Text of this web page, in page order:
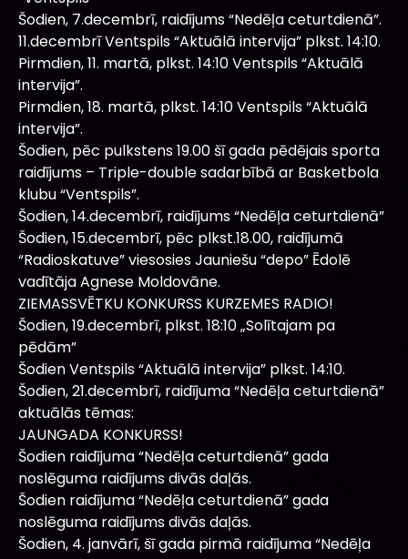
Šodien, 7.decembrī, raidījums “Nedēļa ceturtdienā”.
11.decembrī Ventspils “Aktuālā intervija” plkst. 14:10.
Pirmdien, 11. martā, plkst. 14:10 Ventspils “Aktuālā
intervija”.
Pirmdien, 18. martā, plkst. 14:10 Ventspils “Aktuālā
intervija”.
Šodien, pēc pulkstens 19.00 šī gada pēdējais sporta
raidījums – Triple-double sadarbībā ar Basketbola
klubu “Ventspils”.
Šodien, 14.decembrī, raidījums “Nedēļa ceturtdienā”
Šodien, 15.decembrī, pēc plkst.18.00, raidījumā
“Radioskatuve” viesosies Jauniešu “depo” Ēdolē
vadītāja Agnese Moldovāne.
ZIEMASSVĒTKU KONKURSS KURZEMES RADIO!
Šodien, 19.decembrī, plkst. 18:10 „Solītajam pa
pēdām”
Šodien Ventspils “Aktuālā intervija” plkst. 14:10.
Šodien, 21.decembrī, raidījuma “Nedēļa ceturtdienā”
aktuālās tēmas:
JAUNGADA KONKURSS!
Šodien raidījuma “Nedēļa ceturtdienā” gada
noslēguma raidījums divās daļās.
Šodien raidījuma “Nedēļa ceturtdienā” gada
noslēguma raidījums divās daļās.
Šodien, 4. janvārī, šī gada pirmā raidījuma “Nedēļa